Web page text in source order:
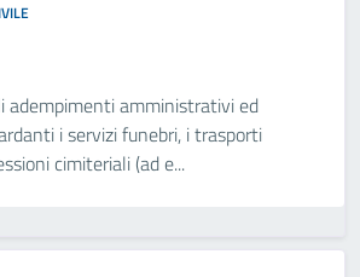
adempimenti amministrativi ed
i servizi funebri, i trasporti
cimiteriali (ad e...